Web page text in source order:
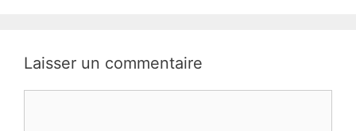
Laisser un commentaire